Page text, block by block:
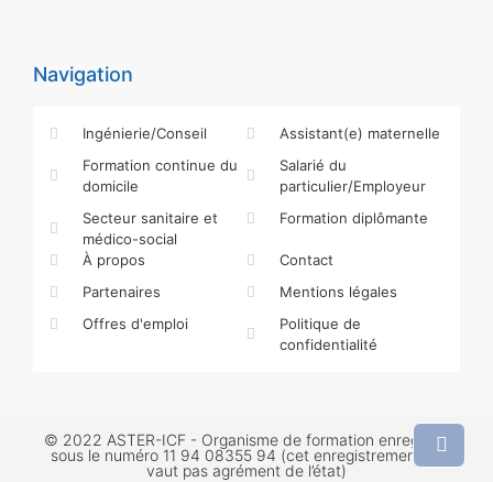
Navigation
Ingénierie/Conseil
Formation continue du
domicile
Secteur sanitaire et
médico-social
Assistant(e) maternelle
Salarié du
particulier/Employeur
Formation diplômante
À propos
Partenaires
Offres d'emploi
Contact
Mentions légales
Politique de
confidentialité
© 2022 ASTER-ICF - Organisme de formation enregistré
sous le numéro 11 94 08355 94 (cet enregistrement ne
vaut pas agrément de l’état)